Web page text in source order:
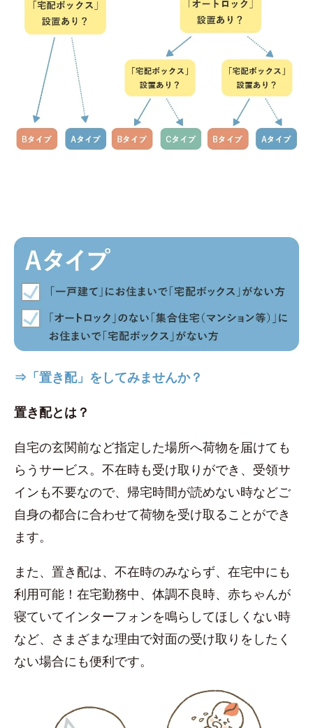
⇒「置き配」をしてみませんか？
置き配とは？
自宅の玄関前など指定した場所へ荷物を届けても
らうサービス。不在時も受け取りができ、受領サ
インも不要なので、帰宅時間が読めない時などご
自身の都合に合わせて荷物を受け取ることができ
ます。
また、置き配は、不在時のみならず、在宅中にも
利用可能！在宅勤務中、体調不良時、赤ちゃんが
寝ていてインターフォンを鳴らしてほしくない時
など、さまざまな理由で対面の受け取りをしたく
ない場合にも便利です。